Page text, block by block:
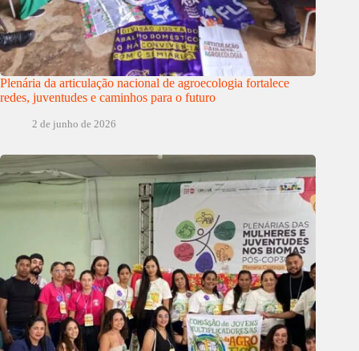
Plenária da articulação nacional de agroecologia fortalece
redes, juventudes e caminhos para o futuro
2 de junho de 2026